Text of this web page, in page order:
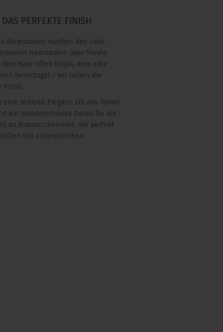
PERFEKTE FINISH
Accessoires machen den Look
Haarnadeln über florale
Haar offen trägst, eine edle
bevorzugst – wir haben die
Frisur.
zeitlose Eleganz. Ob aus feiner
ein wunderschönes Detail für die
an Brautaccessoires, die perfekt
Stil unterstreichen.